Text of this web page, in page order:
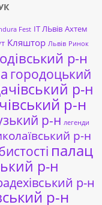
Fest ІТ ЛЬвів Ахтем
Кляштор Львів Ринок
р-н
городоцький
р-н
р-н
р-н легенди
р-н
палац
р-н
р-н
р-н